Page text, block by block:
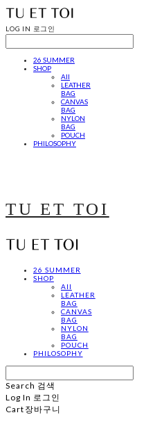
LOG IN 로그인
26 SUMMER
SHOP
All
LEATHER
BAG
CANVAS
BAG
NYLON
BAG
POUCH
PHILOSOPHY
TU ET TOI
26 SUMMER
SHOP
All
LEATHER
BAG
CANVAS
BAG
NYLON
BAG
POUCH
PHILOSOPHY
Search 검색
Log In 로그인
Cart 장바구니